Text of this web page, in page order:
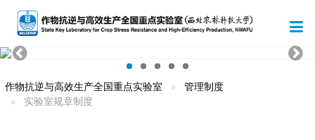
作物抗逆与高效生产全国重点实验室
管理制度
实验室规章制度